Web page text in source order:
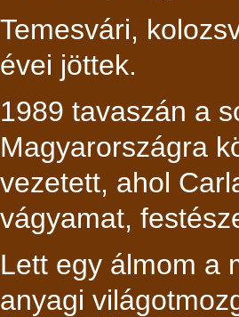
Temesvári,
évei jöttek.
1989 tavaszán a
Magyarországra
vezetett, ahol
vágyamat,
Lett egy álmom a
anyagi